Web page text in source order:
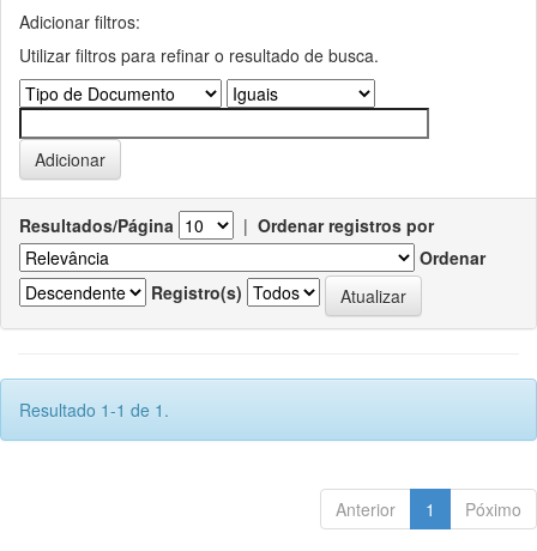
Adicionar filtros:
Utilizar filtros para refinar o resultado de busca.
Resultados/Página | Ordenar registros por
Ordenar
Registro(s)
Resultado 1-1 de 1.
Anterior 1 Póximo